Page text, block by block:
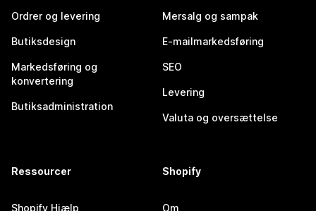
Ordrer og levering
Butiksdesign
Markedsføring og
konvertering
Butiksadministration
Mersalg og sampak
E-mailmarkedsføring
SEO
Levering
Valuta og oversættelse
Ressourcer
Shopify Hjælp
Shopify
Om